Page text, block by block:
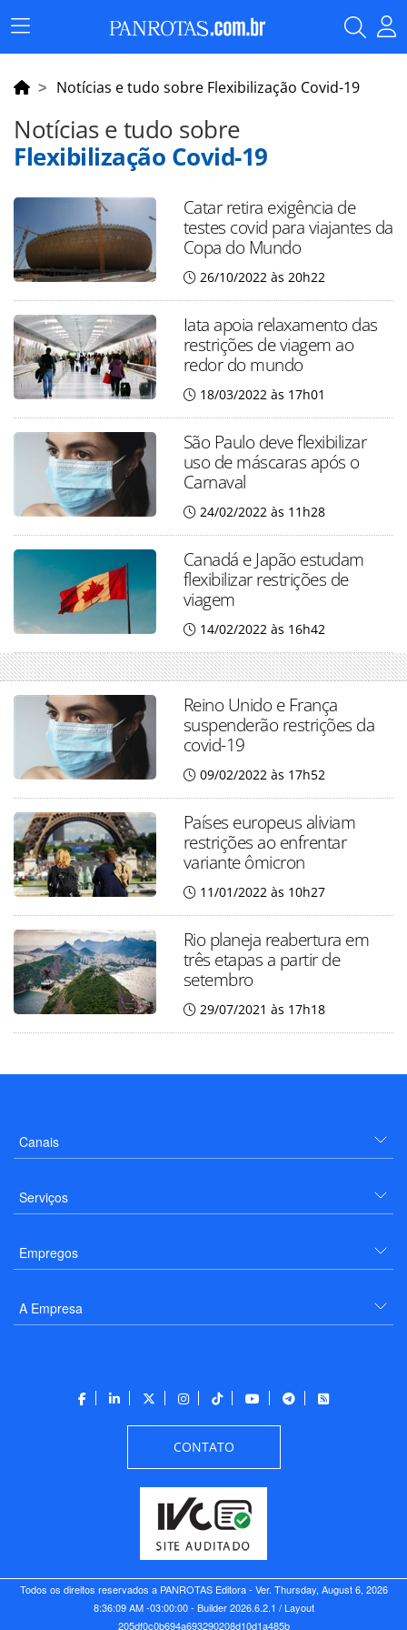
Menu
Principal
Notícias e tudo sobre Flexibilização Covid-19
Notícias e tudo sobre
Flexibilização Covid-19
Catar retira exigência de
testes covid para viajantes da
Copa do Mundo
26/10/2022 às 20h22
Iata apoia relaxamento das
restrições de viagem ao
redor do mundo
18/03/2022 às 17h01
São Paulo deve flexibilizar
uso de máscaras após o
Carnaval
24/02/2022 às 11h28
Canadá e Japão estudam
flexibilizar restrições de
viagem
14/02/2022 às 16h42
Reino Unido e França
suspenderão restrições da
covid-19
09/02/2022 às 17h52
Países europeus aliviam
restrições ao enfrentar
variante ômicron
11/01/2022 às 10h27
Rio planeja reabertura em
três etapas a partir de
setembro
29/07/2021 às 17h18
Canais
Serviços
Empregos
A Empresa
CONTATO
Todos os direitos reservados a PANROTAS Editora - Ver. Thursday, August 6, 2026
8:36:09 AM -03:00:00 - Builder 2026.6.2.1 / Layout
205df0c0b694a693290208d10d1a485b